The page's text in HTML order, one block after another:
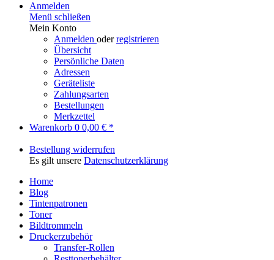
Anmelden
Menü schließen
Mein Konto
Anmelden oderregistrieren
Übersicht
Persönliche Daten
Adressen
Geräteliste
Zahlungsarten
Bestellungen
Merkzettel
Warenkorb 0 0,00 € *
Bestellung widerrufen
Es gilt unsere Datenschutzerklärung
Home
Blog
Tintenpatronen
Toner
Bildtrommeln
Druckerzubehör
Transfer-Rollen